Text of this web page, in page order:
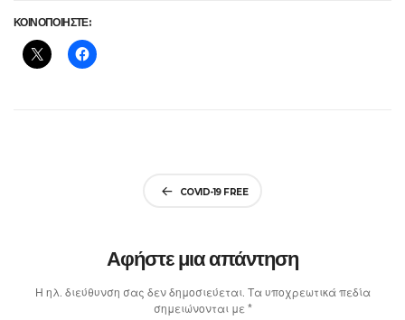
ΚΟΙΝΟΠΟΙΗΣΤΕ:
COVID-19 FREE
Αφήστε μια απάντηση
Η ηλ. διεύθυνση σας δεν δημοσιεύεται. Τα υποχρεωτικά πεδία
σημειώνονται με *